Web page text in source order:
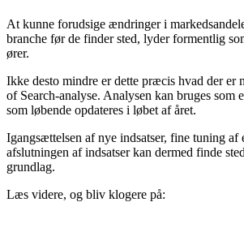
At kunne forudsige ændringer i
branche før de finder sted, lyder formentlig
ører.
Ikke desto mindre er dette præcis hvad der er
of Search-analyse. Analysen kan bruges som
som løbende opdateres i løbet af året.
Igangsættelsen af nye indsatser, fine tuning af
afslutningen af indsatser kan dermed finde
grundlag.
Læs videre, og bliv klogere på: